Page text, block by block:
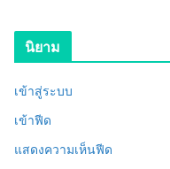
นิยาม
เข้าสู่ระบบ
เข้าฟีด
แสดงความเห็นฟีด